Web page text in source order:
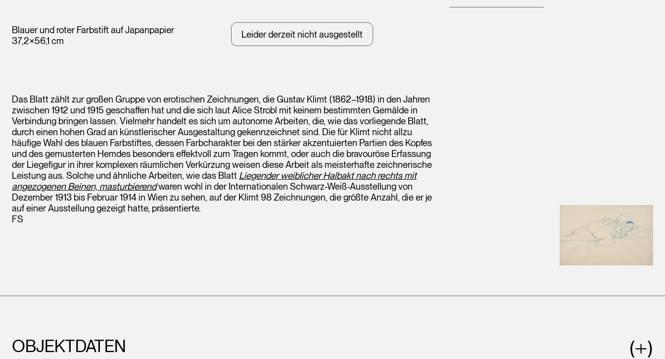
Blauer und roter Farbstift auf Japanpapier
37,2×56,1 cm
Leider derzeit nicht ausgestellt
Das Blatt zählt zur großen Gruppe von erotischen Zeichnungen, die Gustav Klimt (1862–1918) in den Jahren
zwischen 1912 und 1915 geschaffen hat und die sich laut Alice Strobl mit keinem bestimmten Gemälde in
Verbindung bringen lassen. Vielmehr handelt es sich um autonome Arbeiten, die, wie das vorliegende Blatt,
durch einen hohen Grad an künstlerischer Ausgestaltung gekennzeichnet sind. Die für Klimt nicht allzu
häufige Wahl des blauen Farbstiftes, dessen Farbcharakter bei den stärker akzentuierten Partien des Kopfes
und des gemusterten Hemdes besonders effektvoll zum Tragen kommt, oder auch die bravouröse Erfassung
der Liegefigur in ihrer komplexen räumlichen Verkürzung weisen diese Arbeit als meisterhafte zeichnerische
Leistung aus. Solche und ähnliche Arbeiten, wie das Blatt Liegender weiblicher Halbakt nach rechts mit
angezogenen Beinen, masturbierendwaren wohl in der Internationalen Schwarz-Weiß-Ausstellung von
Dezember 1913 bis Februar 1914 in Wien zu sehen, auf der Klimt 98 Zeichnungen, die größte Anzahl, die er je
auf einer Ausstellung gezeigt hatte, präsentierte.
FS
OBJEKTDATEN